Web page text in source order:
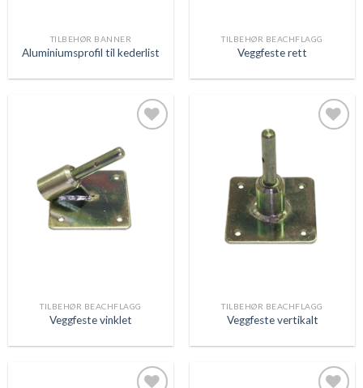
TILBEHØR BANNER
Aluminiumsprofil til kederlist
TILBEHØR BEACHFLAGG
Veggfeste rett
ønskeliste
TILBEHØR BEACHFLAGG
Veggfeste vinklet
ønskeliste
TILBEHØR BEACHFLAGG
Veggfeste vertikalt